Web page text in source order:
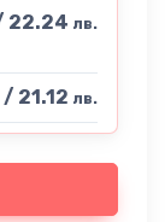
22.24 лв.
21.12 лв.